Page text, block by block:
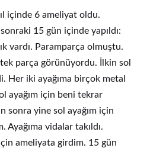
içinde 6 ameliyat oldu.
15 gün içinde yapıldı:
vardı. Paramparça olmuştu.
tek parça görünüyordu. İlkin sol
Her iki ayağıma birçok metal
ayağım için beni tekrar
sonra yine sol ayağım için
vidalar takıldı.
ameliyata girdim. 15 gün